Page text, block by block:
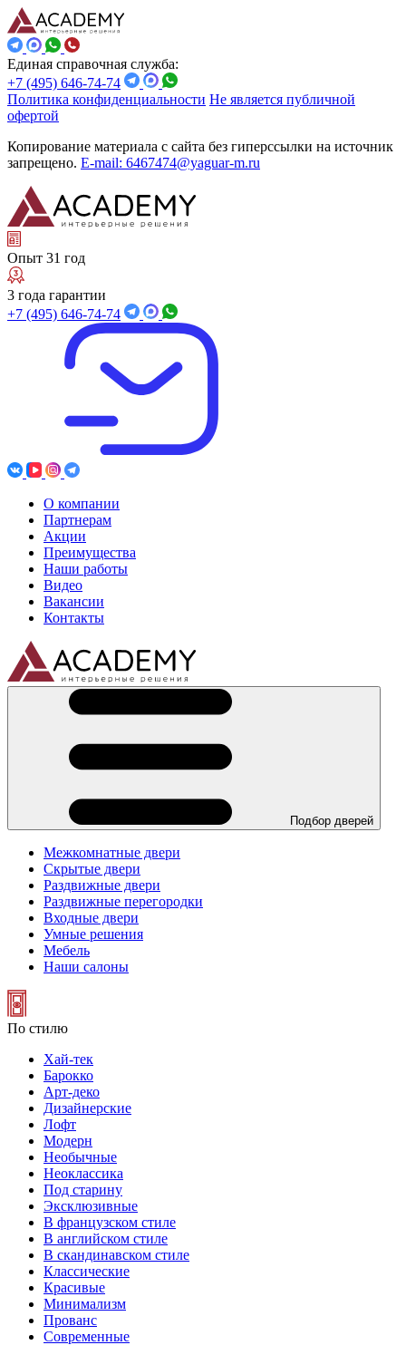
Единая справочная служба:
+7 (495) 646-74-74
Политика конфиденциальности Не является публичной
офертой
Копирование материала с сайта без гиперссылки на источник
запрещено. E-mail: 6467474@yaguar-m.ru
Опыт 31 год
3 года гарантии
+7 (495) 646-74-74
О компании
Партнерам
Акции
Преимущества
Наши работы
Видео
Вакансии
Контакты
Подбор дверей
Межкомнатные двери
Скрытые двери
Раздвижные двери
Раздвижные перегородки
Входные двери
Умные решения
Мебель
Наши салоны
По стилю
Хай-тек
Барокко
Арт-деко
Дизайнерские
Лофт
Модерн
Необычные
Неоклассика
Под старину
Эксклюзивные
В французском стиле
В английском стиле
В скандинавском стиле
Классические
Красивые
Минимализм
Прованс
Современные